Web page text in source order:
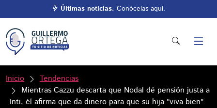
Últimas noticias. Conócelas aquí.
Inicio
Tendencias
Mientras Cazzu descarta que Nodal dé pensión justa a
Inti, él afirma que da dinero para que su hija "viva bien"